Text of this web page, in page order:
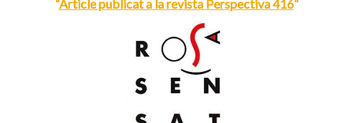
“Article publicat a la revista Perspectiva 416“